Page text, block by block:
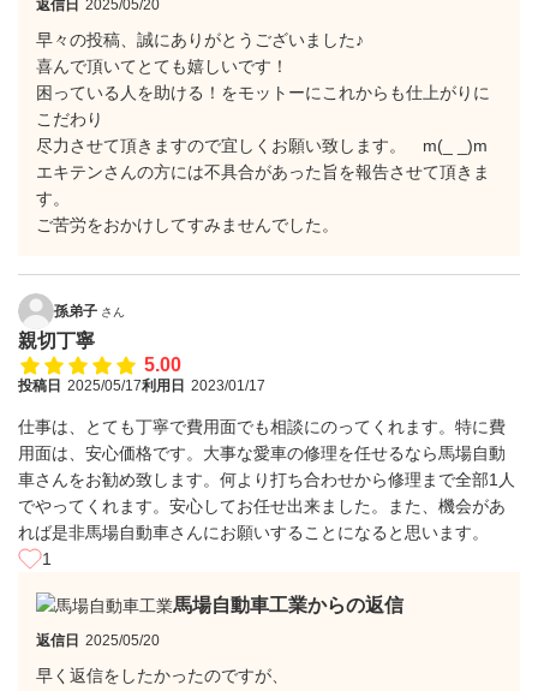
返信日 2025/05/20
早々の投稿、誠にありがとうございました♪
喜んで頂いてとても嬉しいです！
困っている人を助ける！をモットーにこれからも仕上がりに
こだわり
尽力させて頂きますので宜しくお願い致します。 m(_ _)m
エキテンさんの方には不具合があった旨を報告させて頂きま
す。
ご苦労をおかけしてすみませんでした。
孫弟子 さん
親切丁寧
5.00
投稿日 2025/05/17利用日 2023/01/17
仕事は、とても丁寧で費用面でも相談にのってくれます。特に費
用面は、安心価格です。大事な愛車の修理を任せるなら馬場自動
車さんをお勧め致します。何より打ち合わせから修理まで全部1人
でやってくれます。安心してお任せ出来ました。また、機会があ
れば是非馬場自動車さんにお願いすることになると思います。
1
馬場自動車工業からの返信
返信日 2025/05/20
早く返信をしたかったのですが、